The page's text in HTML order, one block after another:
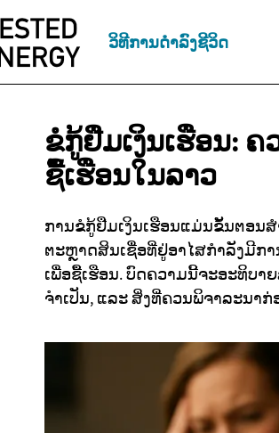
ວິທີການດຳລົງຊີວິດ
ຂໍກູ້ຢືມເງິນເຮືອນ: ຄ
ຊື້ເຮືອນໃນລາວ
ການຂໍກູ້ຢືມເງິນເຮືອນແມ່ນຂັ້ນຕອນ
ຕະຫຼາດສິນເຊື່ອທີ່ຢູ່ອາໄສກຳລັງມີກ
ເພື່ອຊື້ເຮືອນ. ບົດຄວາມນີ້ຈະອະທິບາ
ຈຳເປັນ, ແລະ ສິ່ງທີ່ຄວນພິຈາລະນາ